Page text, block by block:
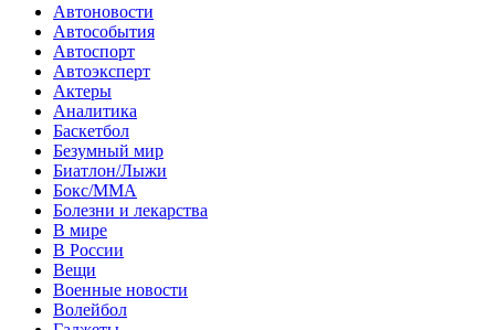
Автоновости
Автособытия
Автоспорт
Автоэксперт
Актеры
Аналитика
Баскетбол
Безумный мир
Биатлон/Лыжи
Бокс/MMA
Болезни и лекарства
В мире
В России
Вещи
Военные новости
Волейбол